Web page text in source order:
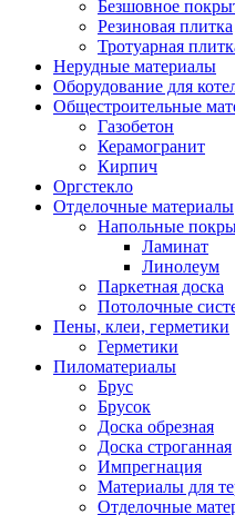
Безшовное
Резиновая плитка
Тротуарная
Нерудные материалы
Оборудование для
Общестроительные
Газобетон
Керамогранит
Кирпич
Оргстекло
Отделочные материалы
Напольные
Ламинат
Линолеум
Паркетная доска
Потолочные
Пены, клеи, герметики
Герметики
Пиломатериалы
Брус
Брусок
Доска обрезная
Доска строганная
Импрегнация
Материалы для
Отделочные